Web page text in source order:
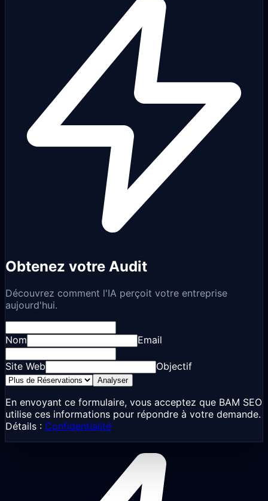
Obtenez votre Audit
Découvrez comment l'IA perçoit votre entreprise
aujourd'hui.
Nom Email
Site Web Objectif
Analyser
En envoyant ce formulaire, vous acceptez que BAM SEO
utilise ces informations pour répondre à votre demande.
Détails : Confidentialité